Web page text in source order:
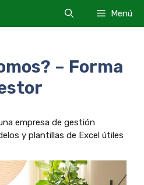
Menú
– Forma
empresa de gestión
y plantillas de Excel útiles